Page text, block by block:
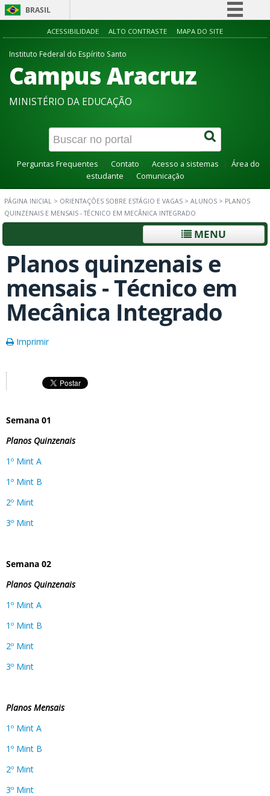
BRASIL
Simplifique!
Acesso à informação
Canais
ACESSIBILIDADE ALTO CONTRASTE MAPA DO SITE
Instituto Federal do Espírito Santo
Campus Aracruz
MINISTÉRIO DA EDUCAÇÃO
Perguntas Frequentes Contato Acesso a sistemas
Área do
estudante
Comunicação
PÁGINA INICIAL > ORIENTAÇÕES SOBRE ESTÁGIO E VAGAS > ALUNOS > PLANOS
QUINZENAIS E MENSAIS - TÉCNICO EM MECÂNICA INTEGRADO
MENU
Planos quinzenais e
mensais - Técnico em
Mecânica Integrado
Imprimir
Semana 01
Planos Quinzenais
1º Mint A
1º Mint B
2º Mint
3º Mint
Semana 02
Planos Quinzenais
1º Mint A
1º Mint B
2º Mint
3º Mint
Planos Mensais
1º Mint A
1º Mint B
2º Mint
3º Mint